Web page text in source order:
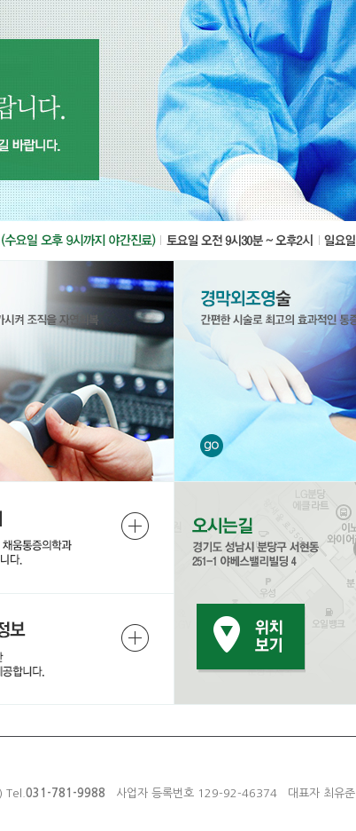
031-781-9988 사업자 등록번호 129-92-46374 대표자 최유준